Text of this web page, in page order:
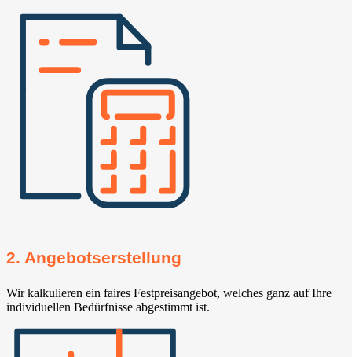
2. Angebotserstellung
Wir kalkulieren ein faires Festpreisangebot, welches ganz auf Ihre
individuellen Bedürfnisse abgestimmt ist.